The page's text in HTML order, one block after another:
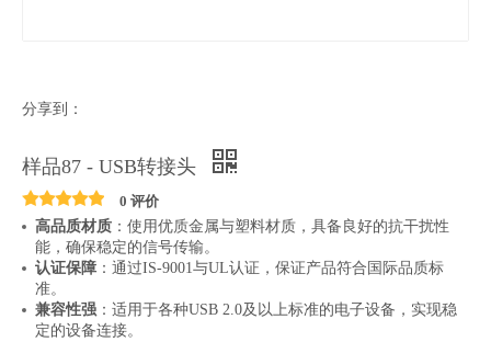
分享到：
样品87 - USB转接头
0 评价
高品质材质 ：使用优质金属与塑料材质，具备良好的抗干扰性
能，确保稳定的信号传输。
认证保障 ：通过IS-9001与UL认证，保证产品符合国际品质标
准。
兼容性强 ：适用于各种USB 2.0及以上标准的电子设备，实现稳
定的设备连接。